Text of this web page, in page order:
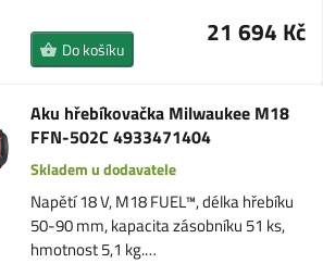
21 694 Kč
Do košíku
Aku hřebíkovačka Milwaukee M18
FFN-502C 4933471404
Skladem u dodavatele
Napětí 18 V, M18 FUEL™, délka hřebíku
50-90 mm, kapacita zásobníku 51 ks,
hmotnost 5,1 kg.…